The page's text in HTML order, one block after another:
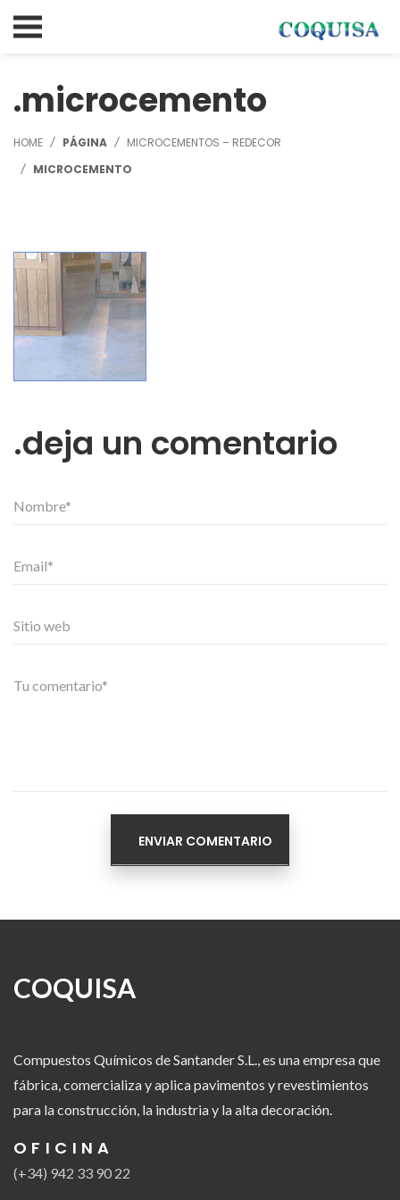
microcemento
HOME PÁGINA
MICROCEMENTOS – REDECOR
MICROCEMENTO
deja un comentario
COQUISA
Compuestos Químicos de Santander S.L., es una empresa que
fábrica, comercializa y aplica pavimentos y revestimientos
para la construcción, la industria y la alta decoración.
OFICINA
(+34) 942 33 90 22